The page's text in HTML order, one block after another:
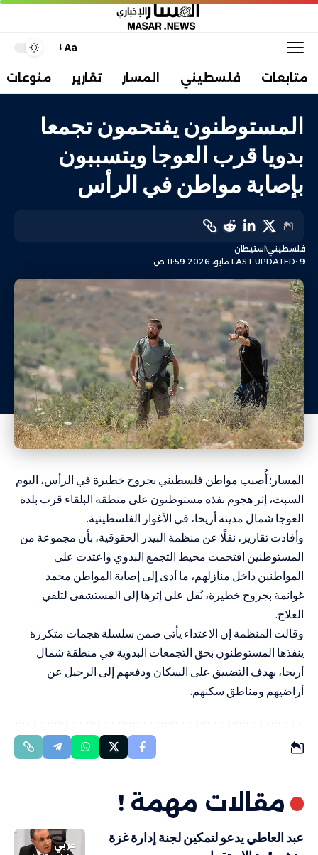
Aa
متابعات فلسطيني المسار تقارير منوعات
المستوطنون يفتحمون تجمعا
بدويا قرب العوجا ويتسببون
بإصابة مواطن في الرأس
LAST UPDATED: 9 مايو، 2026 11:59 ص
فلسطينياستيطان
المسار: أُصيب مواطن فلسطيني بجروح خطيرة في الرأس، اليوم
السبت، إثر هجوم نفذه مستوطنون على منطقة البلقاء قرب بلدة
العوجا شمال مدينة أريحا، في الأغوار الفلسطينية.
وأفادت تقارير، نقلًا عن منظمة البيدر الحقوقية، بأن مجموعة من
المستوطنين اقتحمت محيط التجمع البدوي واعتدت على
المواطنين داخل منازلهم، ما أدى إلى إصابة المواطن محمد
غوانمة بجروح خطيرة، نُقل على إثرها إلى المستشفى لتلقي
العلاج.
وقالت المنظمة إن الاعتداء يأتي ضمن سلسلة هجمات متكررة
ينفذها المستوطنون بحق التجمعات البدوية في منطقة شمال
أريحا، بهدف التضييق على السكان ودفعهم إلى الرحيل عن
أراضيهم ومناطق سكنهم.
مقالات مهمة !
عربي
عبد العاطي يدعو لتمكين لجنة إدارة غزة